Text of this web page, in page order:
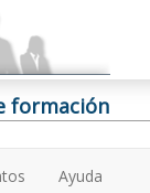
formación
Ayuda